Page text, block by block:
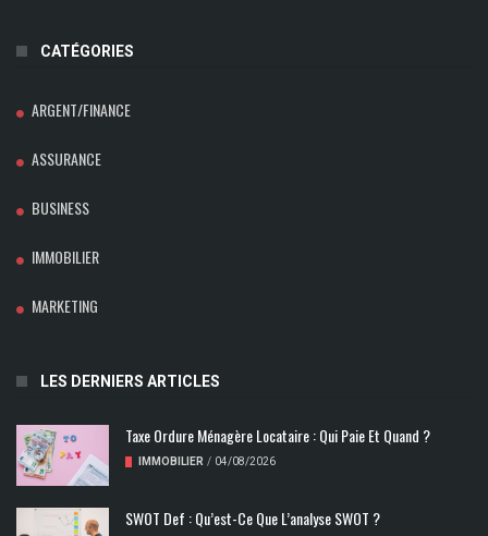
CATÉGORIES
ARGENT/FINANCE
ASSURANCE
BUSINESS
IMMOBILIER
MARKETING
LES DERNIERS ARTICLES
Taxe Ordure Ménagère Locataire : Qui Paie Et Quand ?
IMMOBILIER / 04/08/2026
SWOT Def : Qu’est-Ce Que L’analyse SWOT ?